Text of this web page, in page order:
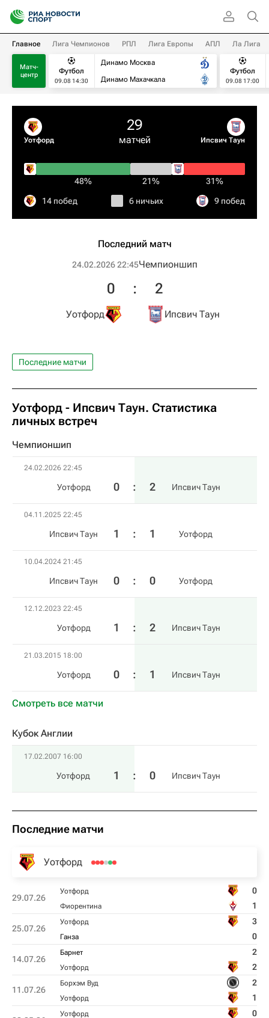
Главное Лига Чемпионов РПЛ Лига Европы АПЛ Ла Лига
Матч-
центр
Футбол
09.08 14:30
Динамо Москва
Динамо Махачкала
Футбол
09.08 17:00
Уотфорд
29
матчей Ипсвич Таун
48% 21% 31%
14 побед 6 ничьих 9 побед
Последний матч
24.02.2026 22:45Чемпионшип
Уотфорд
0 : 2
Ипсвич Таун
Последние матчи
Уотфорд - Ипсвич Таун. Статистика
личных встреч
Чемпионшип
24.02.2026 22:45
Уотфорд 0 : 2 Ипсвич Таун
04.11.2025 22:45
Ипсвич Таун 1 : 1 Уотфорд
10.04.2024 21:45
Ипсвич Таун 0 : 0 Уотфорд
12.12.2023 22:45
Уотфорд 1 : 2 Ипсвич Таун
21.03.2015 18:00
Уотфорд 0 : 1 Ипсвич Таун
Смотреть все матчи
Кубок Англии
17.02.2007 16:00
Уотфорд 1 : 0 Ипсвич Таун
Последние матчи
Уотфорд
29.07.26
Уотфорд 0
Фиорентина 1
25.07.26
Уотфорд 3
Ганза 0
14.07.26
Барнет 2
Уотфорд 2
11.07.26
Борхэм Вуд 2
Уотфорд 1
Уотфорд 0